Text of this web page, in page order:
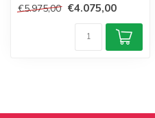
€5.975,00 €4.075,00